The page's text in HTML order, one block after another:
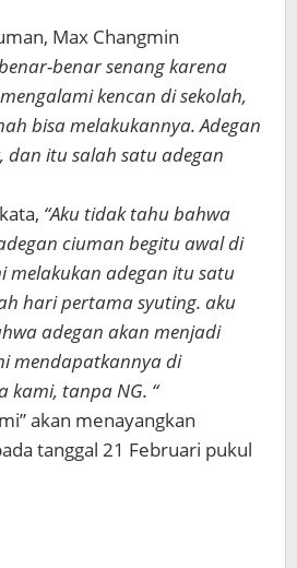
Max Changmin
benar senang karena
kencan di sekolah,
bisa melakukannya. Adegan
dan itu salah satu adegan
“Aku tidak tahu bahwa
ciuman begitu awal di
melakukan adegan itu satu
hari pertama syuting. aku
adegan akan menjadi
mendapatkannya di
kami, tanpa NG. “
akan menayangkan
tanggal 21 Februari pukul